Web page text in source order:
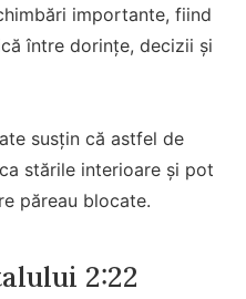
importante, fiind
între dorințe, decizii și
susțin că astfel de
stările interioare și pot
păreau blocate.
2:22